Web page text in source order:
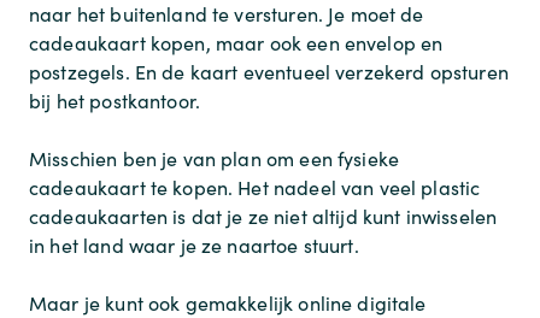
naar het buitenland te versturen. Je moet de
cadeaukaart kopen, maar ook een envelop en
postzegels. En de kaart eventueel verzekerd opsturen
bij het postkantoor.
Misschien ben je van plan om een fysieke
cadeaukaart te kopen. Het nadeel van veel plastic
cadeaukaarten is dat je ze niet altijd kunt inwisselen
in het land waar je ze naartoe stuurt.
Maar je kunt ook gemakkelijk online digitale